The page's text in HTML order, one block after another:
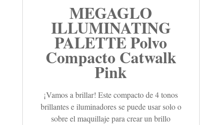
MEGAGLO
ILLUMINATING
PALETTE Polvo
Compacto Catwalk
Pink
¡Vamos a brillar! Este compacto de 4 tonos
brillantes e iluminadores se puede usar solo o
sobre el maquillaje para crear un brillo